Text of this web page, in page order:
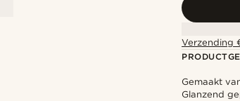
Verzending
Gemaakt
Glanzend